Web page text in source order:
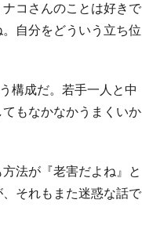
コさんのことは好きで
自分をどういう立ち位
構成だ。若手一人と中
もなかなかうまくいか
法が『老害だよね』と
それもまた迷惑な話で